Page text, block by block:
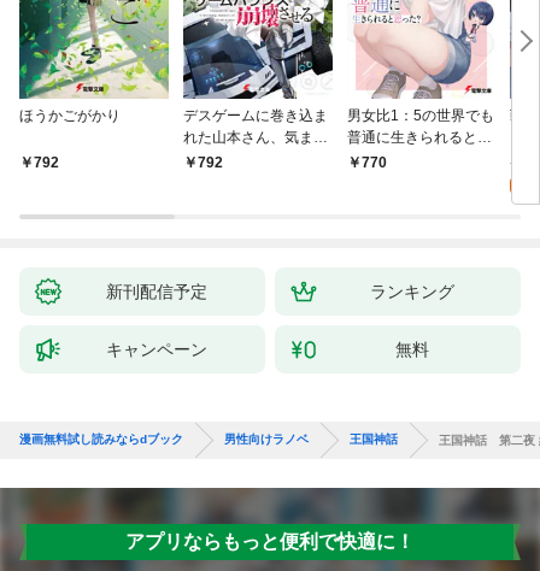
ほうかごがかり
792
デスゲームに巻き込ま
れた山本さん、気まま
にゲームバランスを崩
792
男女比1：5の世界でも
普通に生きられると思
った？ ～激重感情な
770
戦
活
特
新刊配信予定 ランキング
キャンペーン 無料
漫画無料試し読みならdブック 男性向けラノベ 王国神話 王国神話 第二夜
アプリならもっと便利で快適に！